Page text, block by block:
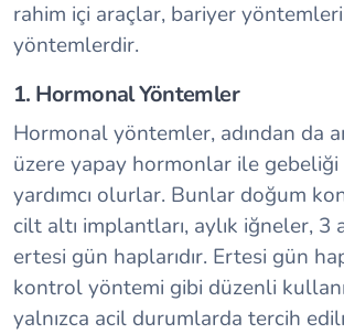
rahim içi araçlar, bariyer
yöntemlerdir.
1. Hormonal Yöntemler
Hormonal yöntemler, adından da
üzere yapay hormonlar ile
yardımcı olurlar. Bunlar doğum
cilt altı implantları, aylık iğneler, 3
ertesi gün haplarıdır. Ertesi gün
kontrol yöntemi gibi düzenli
yalnızca acil durumlarda tercih